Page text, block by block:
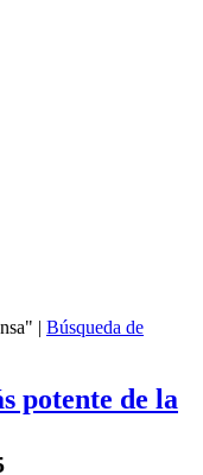
| Búsqueda de
potente de la